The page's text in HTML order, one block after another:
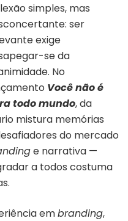
simples, mas
ser
exige
se da
No
Você não é
todo mundo, da
mistura memórias
do mercado
e narrativa —
a todos costuma
embranding,